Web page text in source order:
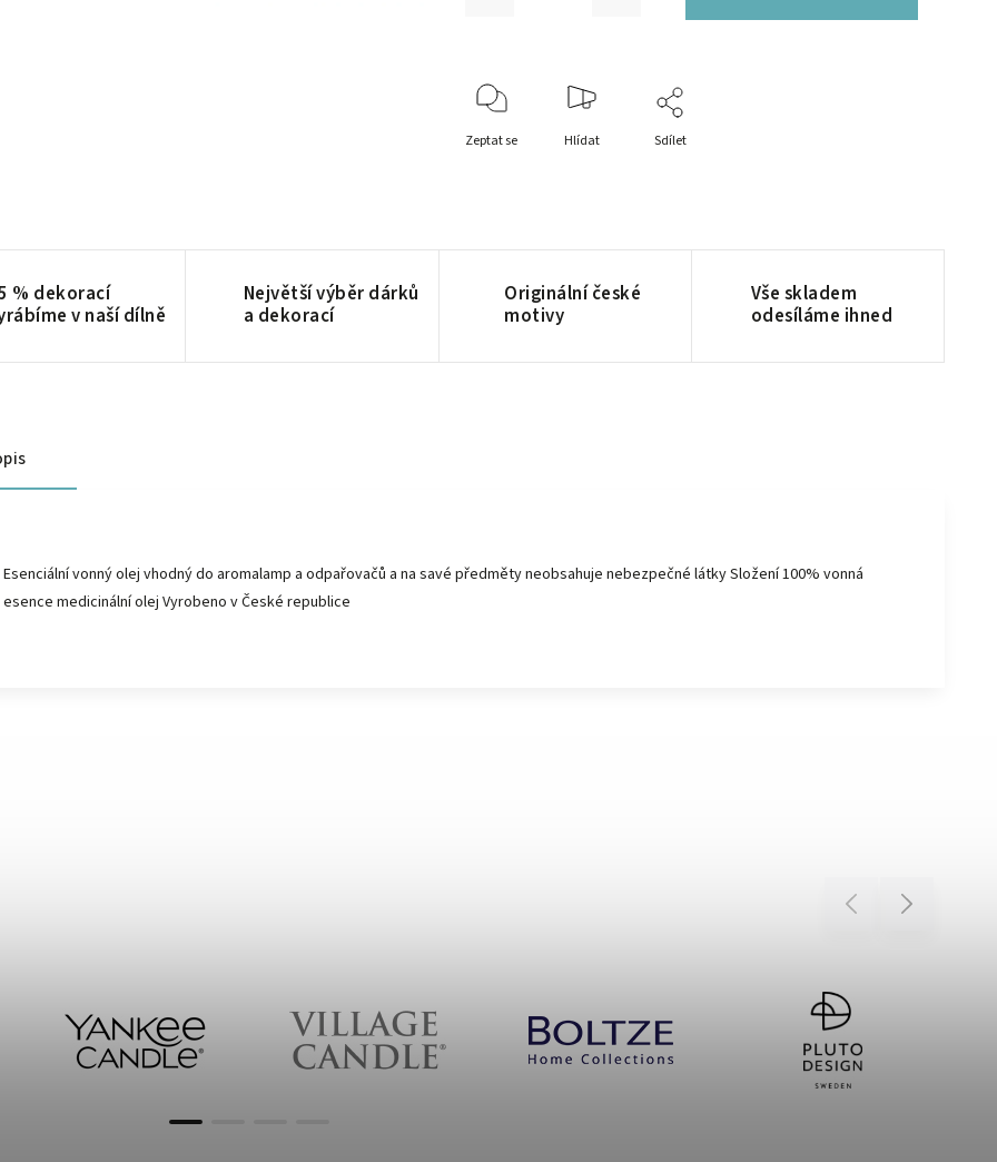
Zeptat se Hlídat Sdílet
% dekorací
v naší dílně
Největší výběr dárků
a dekorací
Originální české
motivy
Vše skladem
odesíláme ihned
Esenciální vonný olej vhodný do aromalamp a odpařovačů a na savé předměty neobsahuje nebezpečné látky Složení 100% vonná
esence medicinální olej Vyrobeno v České republice
Previous Next